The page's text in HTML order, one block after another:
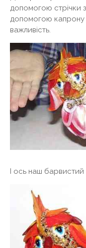
допомогою стрічки
допомогою капрону
важливість.
І ось наш барвистий